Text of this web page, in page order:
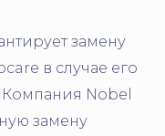
замену
в случае его
Nobel
замену